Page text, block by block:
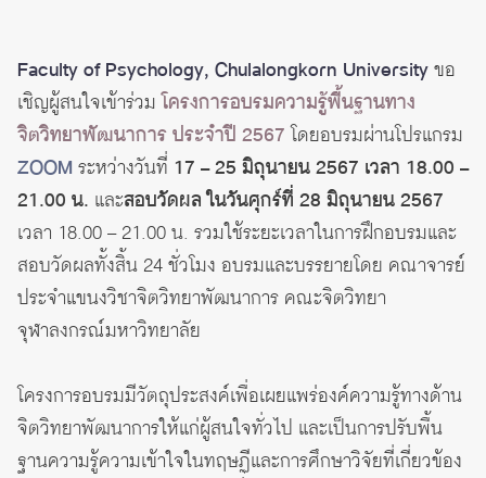
Faculty of Psychology, Chulalongkorn Universityขอ
เชิญผู้สนใจเข้าร่วมโครงการอบรมความรู้พื้นฐานทาง
จิตวิทยาพัฒนาการ ประจำปี 2567โดยอบรมผ่านโปรแกรม
ZOOM ระหว่างวันที่ 17 – 25 มิถุนายน 2567 เวลา 18.00 –
21.00 น. และสอบวัดผล ในวันศุกร์ที่ 28 มิถุนายน 2567
เวลา 18.00 – 21.00 น. รวมใช้ระยะเวลาในการฝึกอบรมและ
สอบวัดผลทั้งสิ้น 24 ชั่วโมง อบรมและบรรยายโดย คณาจารย์
ประจำแขนงวิชาจิตวิทยาพัฒนาการ คณะจิตวิทยา
จุฬาลงกรณ์มหาวิทยาลัย
โครงการอบรมมีวัตถุประสงค์เพื่อเผยแพร่องค์ความรู้ทางด้าน
จิตวิทยาพัฒนาการให้แก่ผู้สนใจทั่วไป และเป็นการปรับพื้น
ฐานความรู้ความเข้าใจในทฤษฏีและการศึกษาวิจัยที่เกี่ยวข้อง